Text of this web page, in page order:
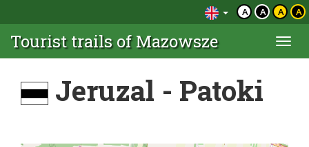
A A A A
Tourist trails of Mazowsze
Jeruzal - Patoki